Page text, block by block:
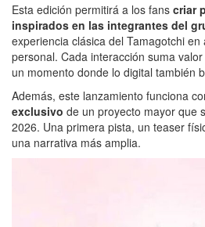
Esta edición permitirá a los fans criar
inspirados en las integrantes del
experiencia clásica del Tamagotchi
personal. Cada interacción suma
un momento donde lo digital también
Además, este lanzamiento funciona
exclusivo de un proyecto mayor que
2026. Una primera pista, un teaser
una narrativa más amplia.